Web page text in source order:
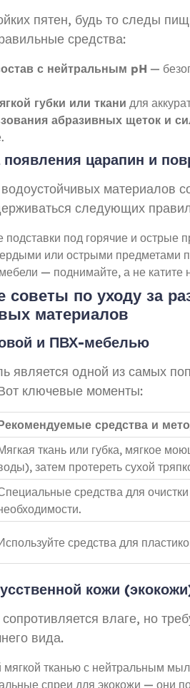
пятен, будь то следы
средства:
с нейтральным pH —
губки или ткани для
абразивных щеток и
царапин и
материалов
следующих
подставки под горячие и острые
или острыми предметами
— поднимайте, а не катите
советы по уходу за
материалов
и ПВХ-мебелью
является одной из самых
ключевые моменты:
средства и
ткань или губка, мягкое
затем протереть сухой
средства для
средства для
кожи
влаге, но
вида.
тканью с нейтральным
спреи для экокожи — они